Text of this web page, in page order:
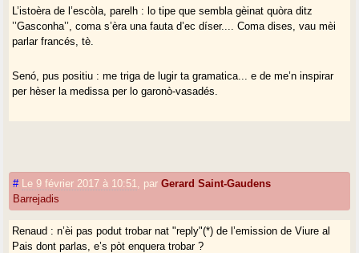
L’istoèra de l’escòla, parelh : lo tipe que sembla gèinat quòra ditz
’’Gasconha’’, coma s’èra una fauta d’ec díser.... Coma dises, vau mèi
parlar francés, tè.
Senó, pus positiu : me triga de lugir ta gramatica... e de me’n inspirar
per hèser la medissa per lo garonò-vasadés.
# Le 9 février 2017 à 10:51 parGerard Saint-Gaudens
Barrejadis
Renaud : n’èi pas podut trobar nat "reply"(*) de l’emission de Viure al
Pais dont parlas, e’s pòt enquera trobar ?